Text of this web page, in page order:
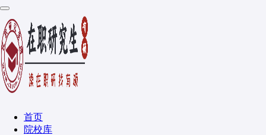
首页
院校库